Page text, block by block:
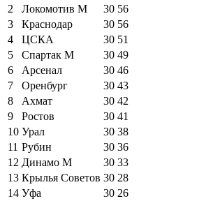
2
Локомотив М 30 56
3
Краснодар 30 56
4
ЦСКА 30 51
5
Спартак М 30 49
6
Арсенал 30 46
7
Оренбург 30 43
8
Ахмат 30 42
9
Ростов 30 41
10 Урал 30 38
11 Рубин 30 36
12 Динамо М 30 33
13 Крылья Советов 30 28
14 Уфа 30 26